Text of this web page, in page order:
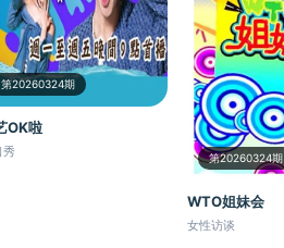
第20260324期
OK啦
秀 第20260324期
WTO姐妹会
女性访谈